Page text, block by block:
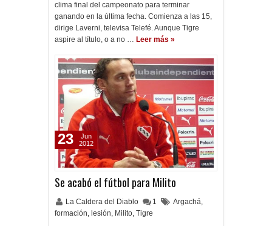
clima final del campeonato para terminar
ganando en la última fecha. Comienza a las 15,
dirige Laverni, televisa Telefé. Aunque Tigre
aspire al título, o a no … Leer más »
Se acabó el fútbol para Milito
La Caldera del Diablo 1 Argachá,
formación, lesión, Milito, Tigre
23
Jun
2012